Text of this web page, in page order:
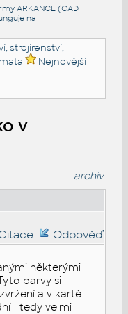
ARKANCE (CAD
na
strojírenství,
Nejnovější
v
archiv
Odpověď
některými
barvy si
a v kartě
- tedy velmi